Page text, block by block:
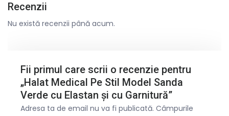
Recenzii
Nu există recenzii până acum.
Fii primul care scrii o recenzie pentru
„Halat Medical Pe Stil Model Sanda
Verde cu Elastan și cu Garnitură”
Adresa ta de email nu va fi publicată. Câmpurile